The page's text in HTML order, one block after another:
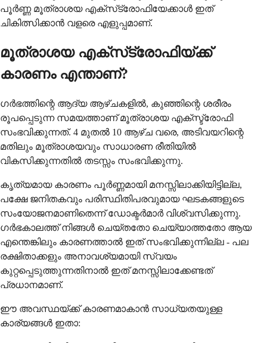
പൂര്‍ണ്ണ മൂത്രാശയ എക്‌സ്‌ട്രോഫിയേക്കാള്‍ ഇത്
ചികിത്സിക്കാന്‍ വളരെ എളുപ്പമാണ്.
മൂത്രാശയ എക്‌സ്‌ട്രോഫിയ്ക്ക്
കാരണം എന്താണ്?
ഗർഭത്തിന്റെ ആദ്യ ആഴ്ചകളിൽ, കുഞ്ഞിന്റെ ശരീരം
രൂപപ്പെടുന്ന സമയത്താണ് മൂത്രാശയ എക്സ്ട്രോഫി
സംഭവിക്കുന്നത്. 4 മുതൽ 10 ആഴ്ച വരെ, അടിവയറിന്റെ
മതിലും മൂത്രാശയവും സാധാരണ രീതിയിൽ
വികസിക്കുന്നതിൽ തടസ്സം സംഭവിക്കുന്നു.
കൃത്യമായ കാരണം പൂർണ്ണമായി മനസ്സിലാക്കിയിട്ടില്ല,
പക്ഷേ ജനിതകവും പരിസ്ഥിതിപരവുമായ ഘടകങ്ങളുടെ
സംയോജനമാണിതെന്ന് ഡോക്ടർമാർ വിശ്വസിക്കുന്നു.
ഗർഭകാലത്ത് നിങ്ങൾ ചെയ്തതോ ചെയ്യാത്തതോ ആയ
എന്തെങ്കിലും കാരണത്താൽ ഇത് സംഭവിക്കുന്നില്ല - പല
രക്ഷിതാക്കളും അനാവശ്യമായി സ്വയം
കുറ്റപ്പെടുത്തുന്നതിനാൽ ഇത് മനസ്സിലാക്കേണ്ടത്
പ്രധാനമാണ്.
ഈ അവസ്ഥയ്ക്ക് കാരണമാകാൻ സാധ്യതയുള്ള
കാര്യങ്ങൾ ഇതാ: